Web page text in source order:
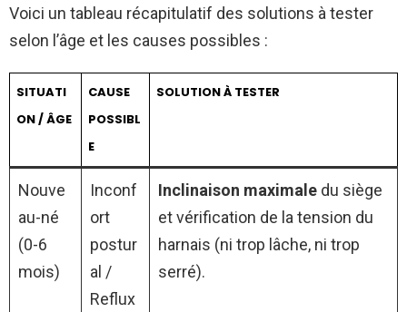
Voici un tableau récapitulatif des solutions à tester
selon l’âge et les causes possibles :
SITUATI
ON / ÂGE
CAUSE
POSSIBL
E
SOLUTION À TESTER
Nouve
au-né
(0-6
mois)
Inconf
ort
postur
al /
Reflux
Inclinaison maximale du siège
et vérification de la tension du
harnais (ni trop lâche, ni trop
serré).